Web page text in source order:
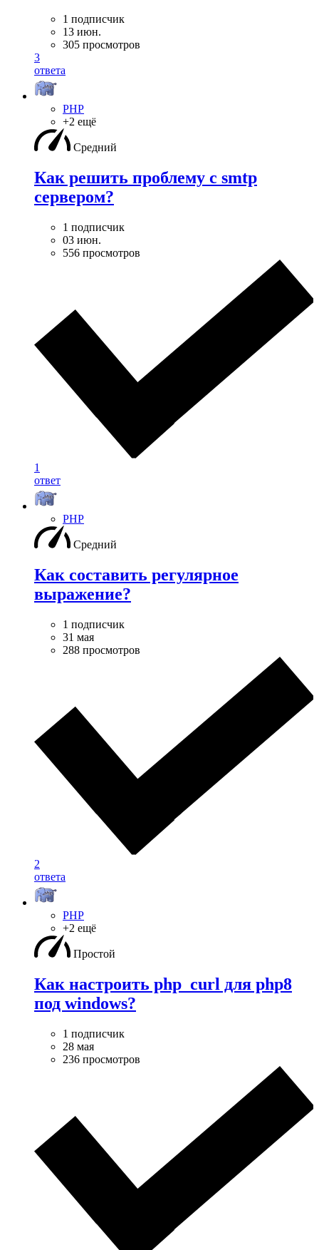
1 подписчик
13 июн.
305 просмотров
3
ответа
PHP
+2 ещё
Средний
Как решить проблему с smtp
сервером?
1 подписчик
03 июн.
556 просмотров
1
ответ
PHP
Средний
Как составить регулярное
выражение?
1 подписчик
31 мая
288 просмотров
2
ответа
PHP
+2 ещё
Простой
Как настроить php_curl для php8
под windows?
1 подписчик
28 мая
236 просмотров